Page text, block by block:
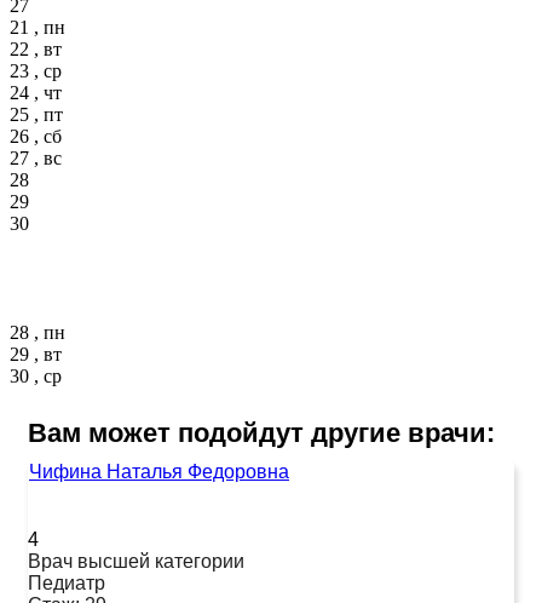
27
21 , пн
22 , вт
23 , ср
24 , чт
25 , пт
26 , сб
27 , вс
28
29
30
28 , пн
29 , вт
30 , ср
Вам может подойдут другие врачи:
Чифина Наталья Федоровна
4
Врач высшей категории
Педиатр